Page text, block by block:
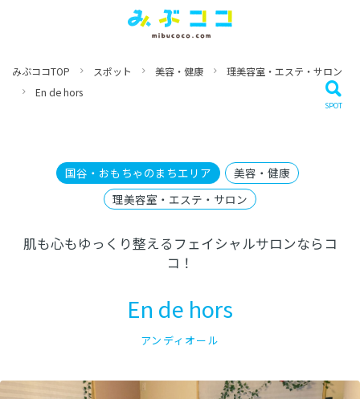
みぶココTOP スポット 美容・健康
理美容室・エステ・サロン
En de hors
国谷・おもちゃのまちエリア
美容・健康
理美容室・エステ・サロン
肌も心もゆっくり整えるフェイシャルサロンならコ
コ！
En de hors
アンディオール